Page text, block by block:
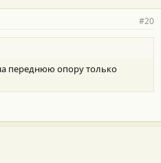
#20
переднюю опору только